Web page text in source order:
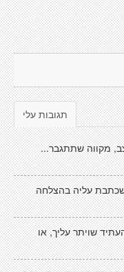
תגובות עלי
מקווה שתתגבר...
עליה בהצלחה
שויתר עליך, או